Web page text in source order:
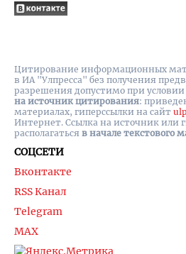
СОЦСЕТИ
Вконтакте
RSS Канал
Telegram
MAX
Цитирование информационных
в ИА "Улпресса" без получения
разрешения допустимо при условии
на источник цитирования:
материалах, гиперссылки на cайт
Интернет. Ссылка на источник или
располагаться в начале текстового